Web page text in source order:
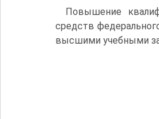
Повышение
средств
высшими учебными